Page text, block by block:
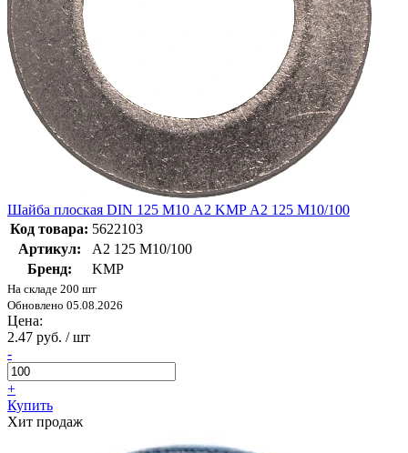
Шайба плоская DIN 125 М10 A2 KMP А2 125 М10/100
Код товара: 5622103
Артикул:
А2 125 М10/100
Бренд:
KMP
На складе 200 шт
Обновлено 05.08.2026
Цена:
2.47 руб. / шт
-
+
Купить
Хит продаж